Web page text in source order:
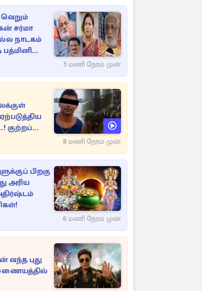
சர்மா
நாடகம்
பத்மினி
3 மணி நேரம் முன்
குற்றப்
8 மணி நேரம் முன்
பிறகு
அரிய
6 மணி நேரம் முன்
புது